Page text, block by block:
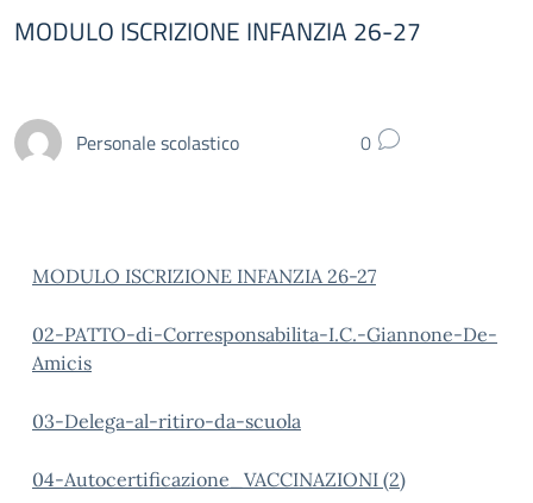
MODULO ISCRIZIONE INFANZIA 26-27
Personale scolastico 0
MODULO ISCRIZIONE INFANZIA 26-27
02-PATTO-di-Corresponsabilita-I.C.-Giannone-De-
Amicis
03-Delega-al-ritiro-da-scuola
04-Autocertificazione_VACCINAZIONI (2)